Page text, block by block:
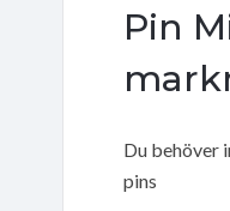
Pin
Du behöver
pins